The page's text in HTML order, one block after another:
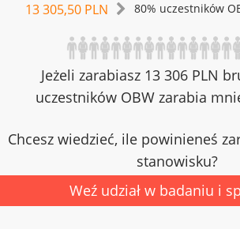
13 305,50 PLN 80% uczestników
Jeżeli zarabiasz 13 306 PLN
uczestników OBW zarabia
Chcesz wiedzieć, ile powinieneś
stanowisku?
Weź udział w badaniu i